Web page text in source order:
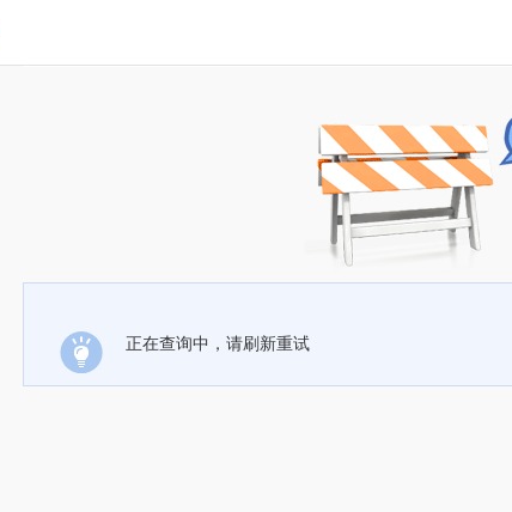
正在查询中，请刷新重试